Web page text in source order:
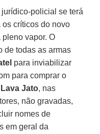
policial se terá
críticos do novo
vapor. O
de todas as armas
para inviabilizar
para comprar o
Lava Jato, nas
não gravadas,
nomes de
em geral da